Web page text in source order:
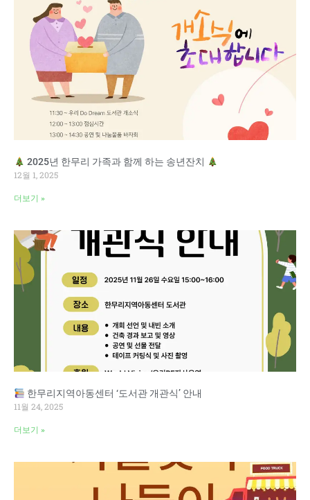
2025년 한무리 가족과 함께 하는 송년잔치
12월 1, 2025
더보기 »
한무리지역아동센터 ‘도서관 개관식’ 안내
11월 24, 2025
더보기 »